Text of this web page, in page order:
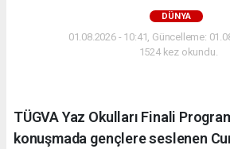
DÜNYA
01.08.2026 - 10:41, Güncelleme:
1524 kez okundu.
TÜGVA Yaz Okulları Finali
konuşmada gençlere seslenen